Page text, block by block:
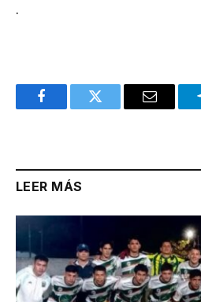
.
FacebookTwitter Email
LEER MÁS